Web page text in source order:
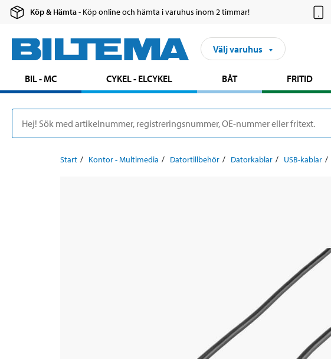
Köp & Hämta- Köp online och hämta i varuhus inom 2 timmar!
Välj varuhus
BIL - MC CYKEL - ELCYKEL BÅT FRITID
Start Kontor - Multimedia Datortillbehör Datorkablar USB-kablar